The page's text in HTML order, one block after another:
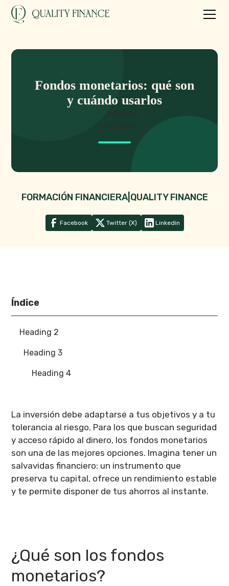
Fondos monetarios: qué son
y cuándo usarlos
Actualizado:
12/6/2026
FORMACIÓN FINANCIERA| QUALITY FINANCE
Facebook Twitter (X) Linkedin
Índice
Heading 2
Heading 3
Heading 4
La inversión debe adaptarse a tus objetivos y a tu
tolerancia al riesgo. Para los que buscan seguridad
y acceso rápido al dinero, los fondos monetarios
son una de las mejores opciones. Imagina tener un
salvavidas financiero: un instrumento que
preserva tu capital, ofrece un rendimiento estable
y te permite disponer de tus ahorros al instante.
¿Qué son los fondos
monetarios?